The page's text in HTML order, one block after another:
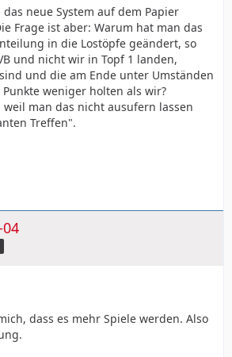
neue System auf dem Papier
Frage ist aber: Warum hat man das
in die Lostöpfe geändert, so
und nicht wir in Topf 1 landen,
und die am Ende unter Umständen
weniger holten als wir?
man das nicht ausufern lassen
Treffen".
dass es mehr Spiele werden. Also